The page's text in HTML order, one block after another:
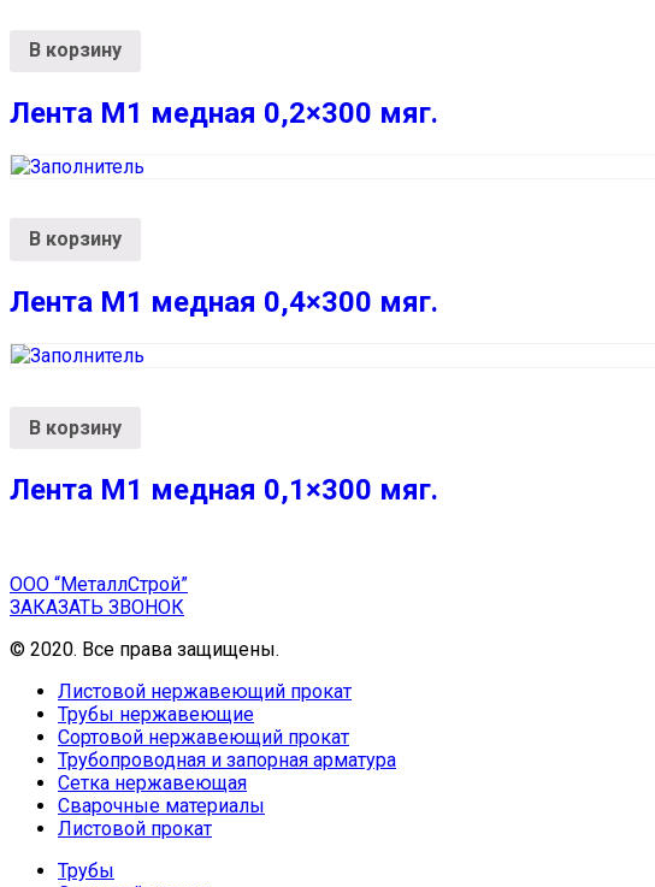
В корзину
Лента М1 медная 0,2×300 мяг.
В корзину
Лента М1 медная 0,4×300 мяг.
В корзину
Лента М1 медная 0,1×300 мяг.
ООО “МеталлСтрой”
ЗАКАЗАТЬ ЗВОНОК
© 2020. Все права защищены.
Листовой нержавеющий прокат
Трубы нержавеющие
Сортовой нержавеющий прокат
Трубопроводная и запорная арматура
Сетка нержавеющая
Сварочные материалы
Листовой прокат
Трубы